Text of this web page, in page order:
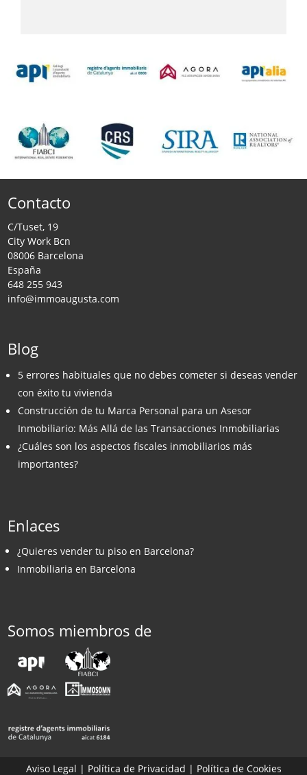
Contacto
C/Tuset, 19
City Work Bcn
08006 Barcelona
España
648 255 943
info@immoaugusta.com
Blog
5 errores habituales que no debes cometer si deseas vender
con éxito tu vivienda
Construcción de tu Marca Personal para un Asesor
Inmobiliario: Más Allá de las Transacciones Inmobiliarias
¿Cuáles son los aspectos fiscales inmobiliarios más
importantes?
Enlaces
¿Quieres vender tu piso en Barcelona?
Inmobiliaria en Barcelona
Somos miembros de
Aviso Legal | Política de Privacidad | Política de Cookies